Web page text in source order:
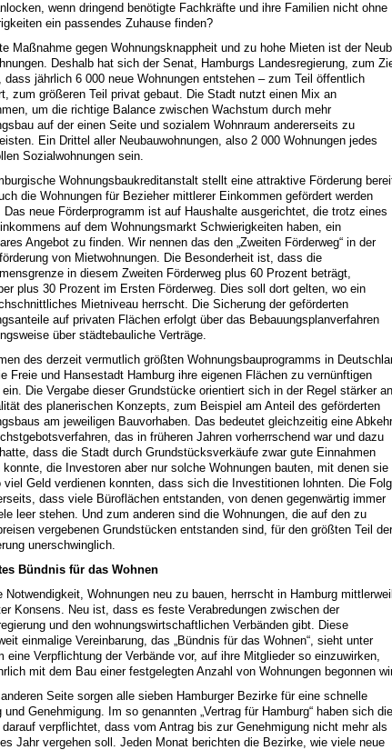
wenn dringend benötigte Fachkräfte und ihre Familien nicht ohne
ein passendes Zuhause finden?
Maßnahme gegen Wohnungsknappheit und zu hohe Mieten ist der
Deshalb hat sich der Senat, Hamburgs Landesregierung, zum
dass jährlich 6 000 neue Wohnungen entstehen – zum Teil öffentlich
zum größeren Teil privat gebaut. Die Stadt nutzt einen Mix an
um die richtige Balance zwischen Wachstum durch mehr
auf der einen Seite und sozialem Wohnraum andererseits zu
Ein Drittel aller Neubauwohnungen, also 2 000 Wohnungen jedes
Sozialwohnungen sein.
Wohnungsbaukreditanstalt stellt eine attraktive Förderung
die Wohnungen für Bezieher mittlerer Einkommen gefördert werden
Das neue Förderprogramm ist auf Haushalte ausgerichtet, die trotz eines
auf dem Wohnungsmarkt Schwierigkeiten haben, ein
Angebot zu finden. Wir nennen das den „Zweiten Förderweg“ in der
von Mietwohnungen. Die Besonderheit ist, dass die
in diesem Zweiten Förderweg plus 60 Prozent beträgt,
plus 30 Prozent im Ersten Förderweg. Dies soll dort gelten, wo ein
Mietniveau herrscht. Die Sicherung der geförderten
auf privaten Flächen erfolgt über das Bebauungsplanverfahren
über städtebauliche Verträge.
des derzeit vermutlich größten Wohnungsbauprogramms in
Freie und Hansestadt Hamburg ihre eigenen Flächen zu vernünftigen
ein. Die Vergabe dieser Grundstücke orientiert sich in der Regel stärker
des planerischen Konzepts, zum Beispiel am Anteil des geförderten
am jeweiligen Bauvorhaben. Das bedeutet gleichzeitig eine Abkehr
das in früheren Jahren vorherrschend war und dazu
dass die Stadt durch Grundstücksverkäufe zwar gute Einnahmen
konnte, die Investoren aber nur solche Wohnungen bauten, mit denen sie
viel Geld verdienen konnten, dass sich die Investitionen lohnten. Die
dass viele Büroflächen entstanden, von denen gegenwärtig immer
leer stehen. Und zum anderen sind die Wohnungen, die auf den zu
vergebenen Grundstücken entstanden sind, für den größten Teil der
unerschwinglich.
Bündnis für das Wohnen
Notwendigkeit, Wohnungen neu zu bauen, herrscht in Hamburg
Konsens. Neu ist, dass es feste Verabredungen zwischen der
und den wohnungswirtschaftlichen Verbänden gibt. Diese
einmalige Vereinbarung, das „Bündnis für das Wohnen“, sieht unter
eine Verpflichtung der Verbände vor, auf ihre Mitglieder so einzuwirken,
mit dem Bau einer festgelegten Anzahl von Wohnungen begonnen
Seite sorgen alle sieben Hamburger Bezirke für eine schnelle
und Genehmigung. Im so genannten „Vertrag für Hamburg“ haben sich die
darauf verpflichtet, dass vom Antrag bis zur Genehmigung nicht mehr als
Jahr vergehen soll. Jeden Monat berichten die Bezirke, wie viele neue